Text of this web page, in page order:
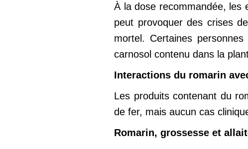
À la dose recommandée, les
peut provoquer des crises
mortel. Certaines
carnosol contenu dans la
Interactions du romarin
Les produits contenant du
de fer, mais aucun cas
Romarin, grossesse et